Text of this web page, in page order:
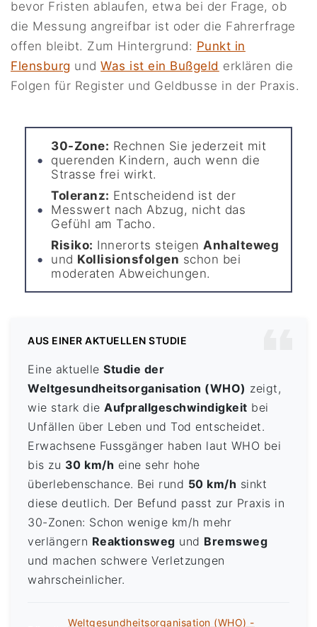
bevor Fristen ablaufen, etwa bei der Frage, ob
die Messung angreifbar ist oder die Fahrerfrage
offen bleibt. Zum Hintergrund: Punkt in
Flensburg undWas ist ein Bußgeld erklären die
Folgen für Register und Geldbusse in der Praxis.
30-Zone: Rechnen Sie jederzeit mit
querenden Kindern, auch wenn die
Strasse frei wirkt.
Toleranz: Entscheidend ist der
Messwert nach Abzug, nicht das
Gefühl am Tacho.
Risiko: Innerorts steigenAnhalteweg
und Kollisionsfolgen schon bei
moderaten Abweichungen.
AUS EINER AKTUELLEN STUDIE
Eine aktuelleStudie der
Weltgesundheitsorganisation (WHO) zeigt,
wie stark dieAufprallgeschwindigkeit bei
Unfällen über Leben und Tod entscheidet.
Erwachsene Fussgänger haben laut WHO bei
bis zu 30 km/h eine sehr hohe
überlebenschance. Bei rund 50 km/h sinkt
diese deutlich. Der Befund passt zur Praxis in
30-Zonen: Schon wenige km/h mehr
verlängern Reaktionsweg und Bremsweg
und machen schwere Verletzungen
wahrscheinlicher.
Weltgesundheitsorganisation (WHO) -